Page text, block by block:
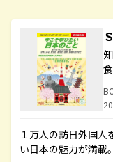
１万人の訪日外国人
い日本の魅力が満載